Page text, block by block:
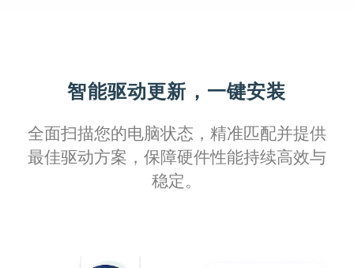
智能驱动更新，一键安装
全面扫描您的电脑状态，精准匹配并提供
最佳驱动方案，保障硬件性能持续高效与
稳定。